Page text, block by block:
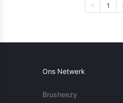
1
Ons Netwerk
Brusheezy